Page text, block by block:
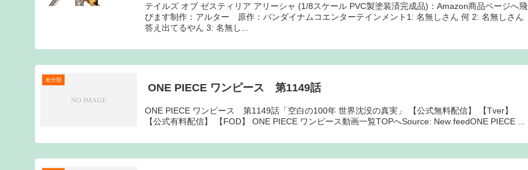
テイルズ オブ ゼスティリア アリーシャ (1/8スケール PVC製塗装済完成品)：Amazon商品ページへ飛
びます制作：アルター 原作：バンダイナムコエンターテインメント1: 名無しさん 何 2: 名無しさん
答え出てるやん 3: 名無し...
未分類
ONE PIECE ワンピース 第1149話
ONE PIECE ワンピース 第1149話「空白の100年 世界沈没の真実」 【公式無料配信】 【Tver】
【公式有料配信】 【FOD】 ONE PIECE ワンピース動画一覧TOPへSource: New feedONE PIECE ...